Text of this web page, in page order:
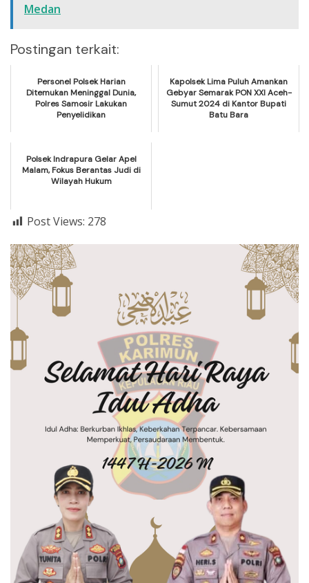
Medan
Postingan terkait:
Personel Polsek Harian
Ditemukan Meninggal Dunia,
Polres Samosir Lakukan
Penyelidikan
Kapolsek Lima Puluh Amankan
Gebyar Semarak PON XXI Aceh-
Sumut 2024 di Kantor Bupati
Batu Bara
Polsek Indrapura Gelar Apel
Malam, Fokus Berantas Judi di
Wilayah Hukum
Post Views: 278